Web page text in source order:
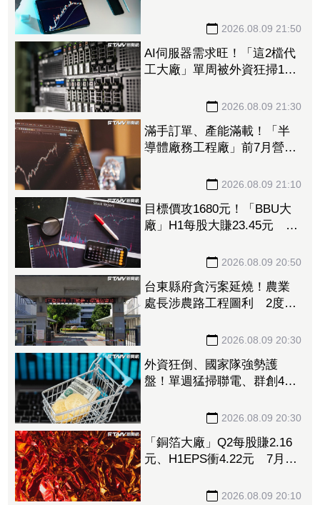
2026.08.09 21:50
AI伺服器需求旺！「這2檔代
工大廠」單周被外資狂掃14.5
2026.08.09 21:30
滿手訂單、產能滿載！「半
導體廠務工程廠」前7月營收
2026.08.09 21:10
目標價攻1680元！「BBU大
廠」H1每股大賺23.45元 資
化推升毛利率 2026.08.09 20:50
台東縣府貪污案延燒！農業
處長涉農路工程圖利 2度交
2026.08.09 20:30
外資狂倒、國家隊強勢護
盤！單週猛掃聯電、群創4萬
2026.08.09 20:30
「銅箔大廠」Q2每股賺2.16
元、H1EPS衝4.22元 7月營
2026.08.09 20:10